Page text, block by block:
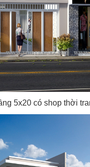
5x20 có shop thời